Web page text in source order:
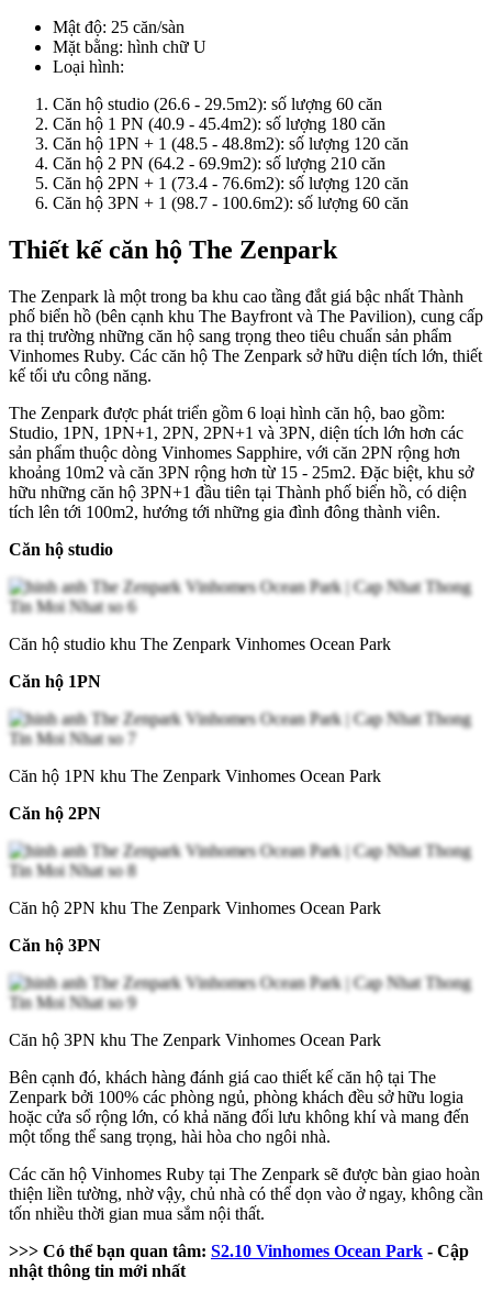
Mật độ: 25 căn/sàn
Mặt bằng: hình chữ U
Loại hình:
Căn hộ studio (26.6 - 29.5m2): số lượng 60 căn
Căn hộ 1 PN (40.9 - 45.4m2): số lượng 180 căn
Căn hộ 1PN + 1 (48.5 - 48.8m2): số lượng 120 căn
Căn hộ 2 PN (64.2 - 69.9m2): số lượng 210 căn
Căn hộ 2PN + 1 (73.4 - 76.6m2): số lượng 120 căn
Căn hộ 3PN + 1 (98.7 - 100.6m2): số lượng 60 căn
Thiết kế căn hộ The Zenpark
The Zenpark là một trong ba khu cao tầng đắt giá bậc nhất Thành
phố biển hồ (bên cạnh khu The Bayfront và The Pavilion), cung cấp
ra thị trường những căn hộ sang trọng theo tiêu chuẩn sản phẩm
Vinhomes Ruby. Các căn hộ The Zenpark sở hữu diện tích lớn, thiết
kế tối ưu công năng.
The Zenpark được phát triển gồm 6 loại hình căn hộ, bao gồm:
Studio, 1PN, 1PN+1, 2PN, 2PN+1 và 3PN, diện tích lớn hơn các
sản phẩm thuộc dòng Vinhomes Sapphire, với căn 2PN rộng hơn
khoảng 10m2 và căn 3PN rộng hơn từ 15 - 25m2. Đặc biệt, khu sở
hữu những căn hộ 3PN+1 đầu tiên tại Thành phố biển hồ, có diện
tích lên tới 100m2, hướng tới những gia đình đông thành viên.
Căn hộ studio
Căn hộ studio khu The Zenpark Vinhomes Ocean Park
Căn hộ 1PN
Căn hộ 1PN khu The Zenpark Vinhomes Ocean Park
Căn hộ 2PN
Căn hộ 2PN khu The Zenpark Vinhomes Ocean Park
Căn hộ 3PN
Căn hộ 3PN khu The Zenpark Vinhomes Ocean Park
Bên cạnh đó, khách hàng đánh giá cao thiết kế căn hộ tại The
Zenpark bởi 100% các phòng ngủ, phòng khách đều sở hữu logia
hoặc cửa sổ rộng lớn, có khả năng đối lưu không khí và mang đến
một tổng thể sang trọng, hài hòa cho ngôi nhà.
Các căn hộ Vinhomes Ruby tại The Zenpark sẽ được bàn giao hoàn
thiện liền tường, nhờ vậy, chủ nhà có thể dọn vào ở ngay, không cần
tốn nhiều thời gian mua sắm nội thất.
>>> Có thể bạn quan tâm: S2.10 Vinhomes Ocean Park - Cập
nhật thông tin mới nhất